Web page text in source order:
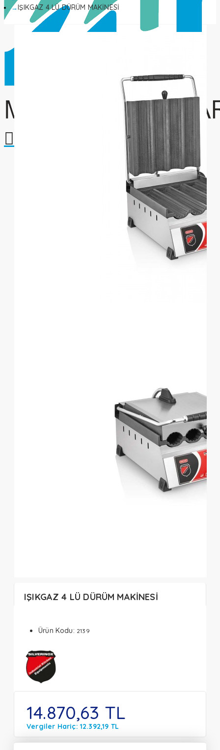
IŞIKGAZ 4 LÜ DÜRÜM MAKİNESİ
IŞIKGAZ 4 LÜ DÜRÜM MAKİNESİ
Ürün Kodu: 2139
14.870,63 TL
Vergiler Hariç: 12.392,19 TL